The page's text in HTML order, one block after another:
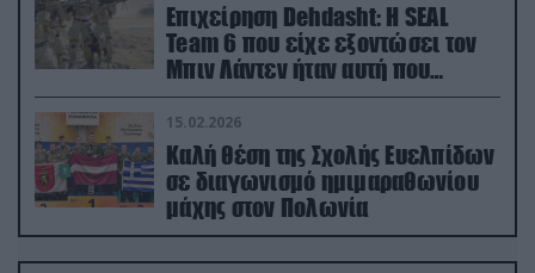
Επιχείρηση Dehdasht: Η SEAL
Team 6 που είχε εξοντώσει τον
Μπιν Λάντεν ήταν αυτή που
διέσωσε τον πιλότο του F-15
15.02.2026
Καλή θέση της Σχολής Ευελπίδων
σε διαγωνισμό ημιμαραθωνίου
μάχης στον Πολωνία